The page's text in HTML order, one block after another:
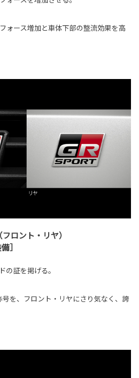
ォース増加と車体下部の整流効果を高
ロント・リヤ）
］
の証を掲げる。
を、フロント・リヤにさり気なく、誇